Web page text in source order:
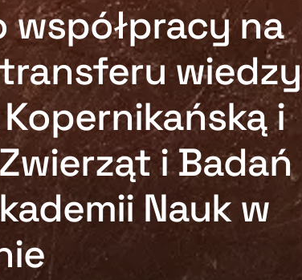
współpracy na
wiedzy
i
i Badań
Nauk w